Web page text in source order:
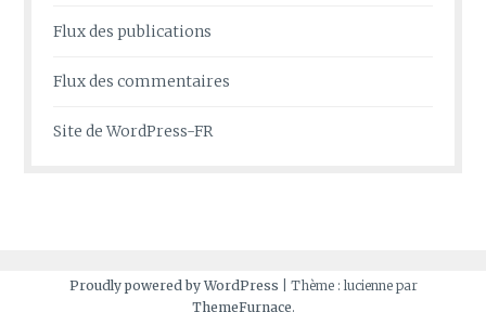
Flux des publications
Flux des commentaires
Site de WordPress-FR
Proudly powered by WordPress
Thème : lucienne par
ThemeFurnace.